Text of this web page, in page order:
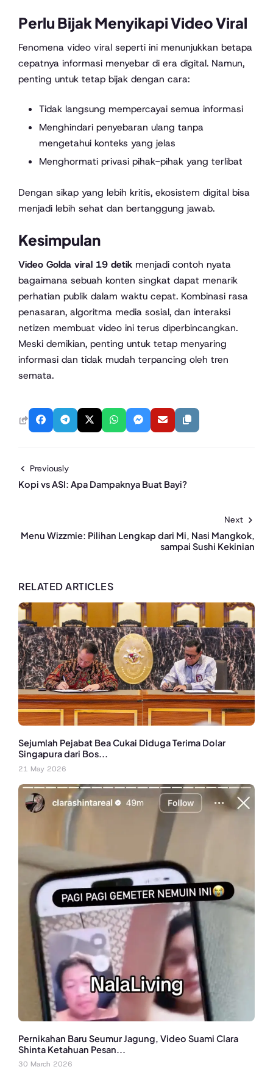
Perlu Bijak Menyikapi Video Viral
Fenomena video viral seperti ini menunjukkan betapa
cepatnya informasi menyebar di era digital. Namun,
penting untuk tetap bijak dengan cara:
Tidak langsung mempercayai semua informasi
Menghindari penyebaran ulang tanpa
mengetahui konteks yang jelas
Menghormati privasi pihak-pihak yang terlibat
Dengan sikap yang lebih kritis, ekosistem digital bisa
menjadi lebih sehat dan bertanggung jawab.
Kesimpulan
Video Golda viral 19 detik menjadi contoh nyata
bagaimana sebuah konten singkat dapat menarik
perhatian publik dalam waktu cepat. Kombinasi rasa
penasaran, algoritma media sosial, dan interaksi
netizen membuat video ini terus diperbincangkan.
Meski demikian, penting untuk tetap menyaring
informasi dan tidak mudah terpancing oleh tren
semata.
Previously
Kopi vs ASI: Apa Dampaknya Buat Bayi?
Next
Menu Wizzmie: Pilihan Lengkap dari Mi, Nasi Mangkok,
sampai Sushi Kekinian
RELATED ARTICLES
Sejumlah Pejabat Bea Cukai Diduga Terima Dolar
Singapura dari Bos...
21 May 2026
Pernikahan Baru Seumur Jagung, Video Suami Clara
Shinta Ketahuan Pesan...
30 March 2026